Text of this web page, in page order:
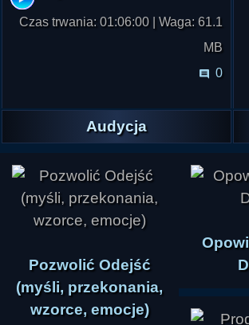
Czas trwania: 01:06:00 | Waga: 61.1
MB
0
Audycja
Pozwolić Odejść
(myśli, przekonania,
wzorce, emocje)